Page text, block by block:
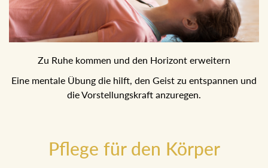
Zu Ruhe kommen und den Horizont erweitern
Eine mentale Übung die hilft, den Geist zu entspannen und
die Vorstellungskraft anzuregen.
Pflege für den Körper